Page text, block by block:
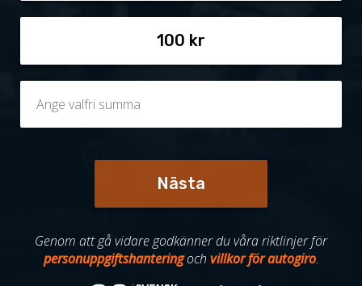
100
Nästa
Genom att gå vidare godkänner du våra riktlinjer för
personuppgiftshanteringoch villkor för autogiro.